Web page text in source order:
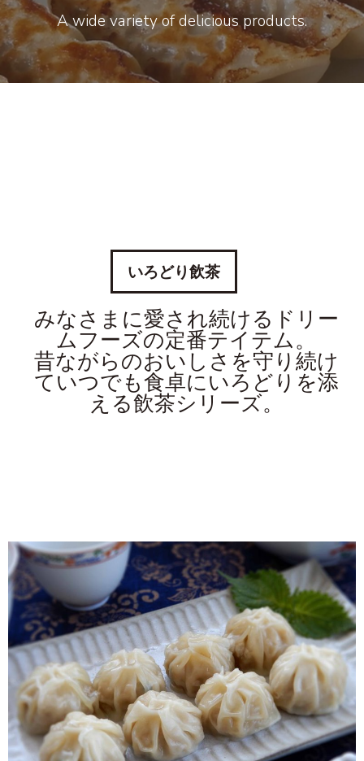
A wide variety of delicious products.
いろどり飲茶
みなさまに愛され続けるドリー
ムフーズの定番テイテム。
昔ながらのおいしさを守り続け
ていつでも食卓にいろどりを添
える飲茶シリーズ。